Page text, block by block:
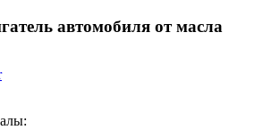
автомобиля от масла